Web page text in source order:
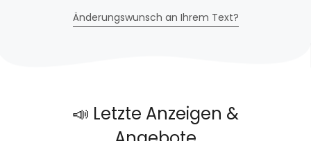
Änderungswunsch an Ihrem Text?